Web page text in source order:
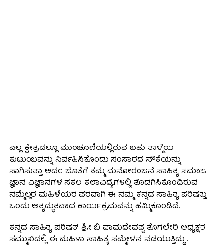
ಎಲ್ಲ ಕ್ಷೇತ್ರದಲ್ಲೂ ಮುಂಚೂಣಿಯಲ್ಲಿರುವ ಬಹು ತಾಳ್ಮೆಯ
ಕುಟುಂಬವನ್ನು ನಿರ್ವಹಿಸಿಕೊಂಡು ಸಂಸಾರದ ನೌಕೆಯನ್ನು
ಸಾಗಿಸುತ್ತಾ ಅದರ ಜೊತೆಗೆ ತಮ್ಮ ಮನೋರಂಜನೆ ಸಾಹಿತ್ಯ ಸಮಾಜ
ಜ್ಞಾನ ವಿಜ್ಞಾನಗಳ ಸಕಲ ಕಲಾವಿದ್ಯೆಗಳಲ್ಲಿ ತೊಡಗಿಸಿಕೊಂಡಿರುವ
ನಮ್ಮೆಲ್ಲರ ಮಹಿಳೆಯರ ಪರವಾಗಿ ಈ ನಮ್ಮ ಕನ್ನಡ ಸಾಹಿತ್ಯ ಪರಿಷತ್ತು
ಒಂದು ಅತ್ಯದ್ಭುತವಾದ ಕಾರ್ಯಕ್ರಮವನ್ನು ಹಮ್ಮಿಕೊಂಡಿದೆ.
ಕನ್ನಡ ಸಾಹಿತ್ಯ ಪರಿಷತ್ ಶ್ರೀ ಬಿ ವಾಮದೇವಪ್ಪ ತೊಗಲೇರಿ ಅಧ್ಯಕ್ಷರ
ಸಮ್ಮುಖದಲ್ಲಿ ಈ ಮಹಿಳಾ ಸಾಹಿತ್ಯ ಸಮ್ಮೇಳನ ನಡೆಯುತ್ತಿದ್ದು .